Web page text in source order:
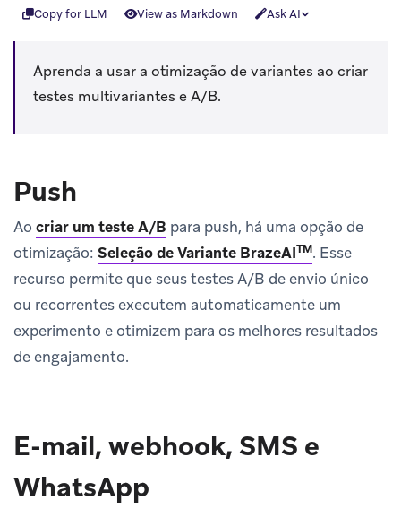
Copy for LLM View as Markdown Ask AI
Aprenda a usar a otimização de variantes ao criar
testes multivariantes e A/B.
Push
Ao criar um teste A/B para push, há uma opção de
otimização: Seleção de Variante BrazeAITM. Esse
recurso permite que seus testes A/B de envio único
ou recorrentes executem automaticamente um
experimento e otimizem para os melhores resultados
de engajamento.
E-mail, webhook, SMS e
WhatsApp